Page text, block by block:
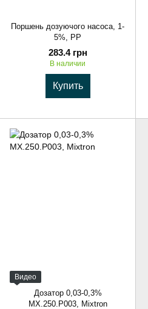
Поршень дозуючого насоса, 1-
5%, PP
283.4 грн
В наличии
Купить
Видео
Дозатор 0,03-0,3%
MX.250.P003, Mixtron